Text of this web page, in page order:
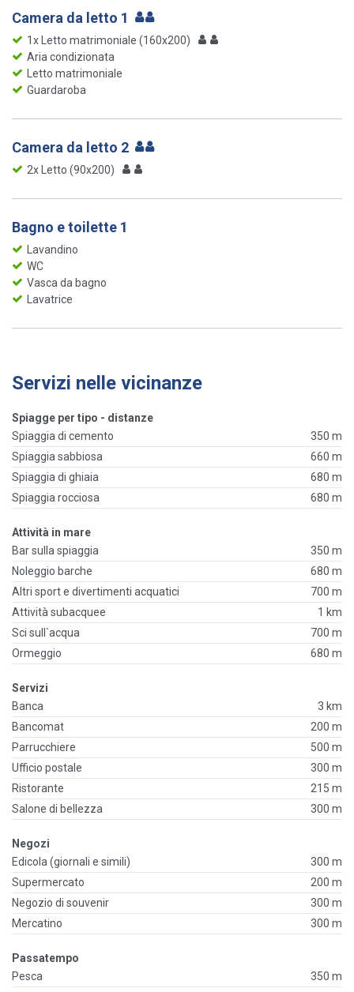
Camera da letto 1
1x Letto matrimoniale (160x200)
Aria condizionata
Letto matrimoniale
Guardaroba
Camera da letto 2
2x Letto (90x200)
Bagno e toilette 1
Lavandino
WC
Vasca da bagno
Lavatrice
Servizi nelle vicinanze
Spiagge per tipo - distanze
Spiaggia di cemento
350 m
Spiaggia sabbiosa
660 m
Spiaggia di ghiaia
680 m
Spiaggia rocciosa
680 m
Attività in mare
Bar sulla spiaggia
350 m
Noleggio barche
680 m
Altri sport e divertimenti acquatici
700 m
Attività subacquee
1 km
Sci sull`acqua
700 m
Ormeggio
680 m
Servizi
Banca
3 km
Bancomat
200 m
Parrucchiere
500 m
Ufficio postale
300 m
Ristorante
215 m
Salone di bellezza
300 m
Negozi
Edicola (giornali e simili)
300 m
Supermercato
200 m
Negozio di souvenir
300 m
Mercatino
300 m
Passatempo
Pesca
350 m